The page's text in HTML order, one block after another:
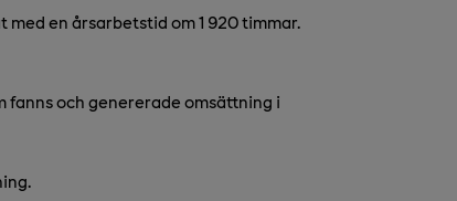
en årsarbetstid om 1 920 timmar.
fanns och genererade omsättning i